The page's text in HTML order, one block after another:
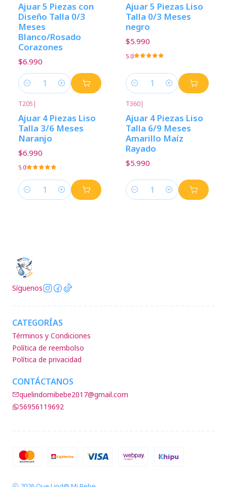
Ajuar 5 Piezas con
Diseño Talla 0/3
Meses
Blanco/Rosado
Corazones
$6.990
Cantidad
Ajuar 5 Piezas Liso
Talla 0/3 Meses
negro
$5.990
5.0
Cantidad
T205 |
Ajuar 4 Piezas Liso
Talla 3/6 Meses
Naranjo
$6.990
5.0
Cantidad
T360|
Ajuar 4 Piezas Liso
Talla 6/9 Meses
Amarillo Maíz
Rayado
$5.990
Cantidad
Síguenos
CATEGORÍAS
Términos y Condiciones
Política de reembolso
Política de privacidad
CONTÁCTANOS
quelindomibebe2017@gmail.com
56956119692